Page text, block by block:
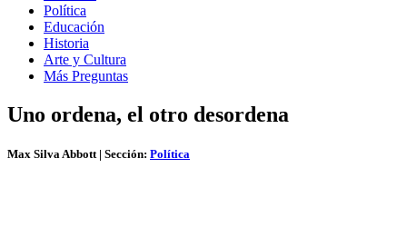
Política
Educación
Historia
Arte y Cultura
Más Preguntas
Uno ordena, el otro desordena
Max Silva Abbott | Sección: Política